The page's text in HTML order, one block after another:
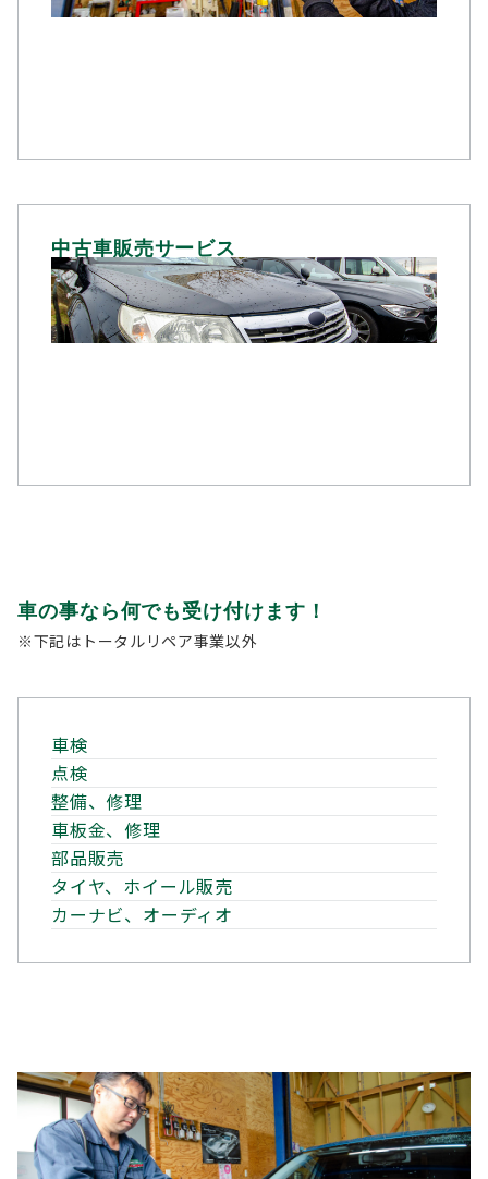
中古車販売サービス
車の事なら何でも受け付けます！
※下記はトータルリペア事業以外
車検
点検
整備、修理
車板金、修理
部品販売
タイヤ、ホイール販売
カーナビ、オーディオ